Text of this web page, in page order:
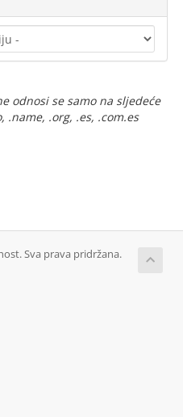
odnosi se samo na sljedeće
.name, .org, .es, .com.es
Sva prava pridržana.